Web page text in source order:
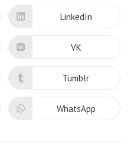
LinkedIn
VK
Tumblr
WhatsApp